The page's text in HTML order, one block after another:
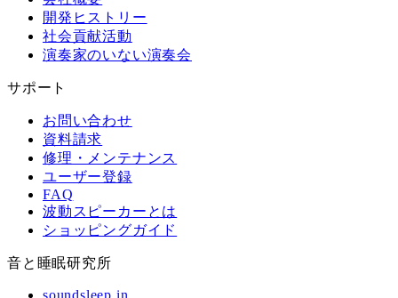
開発ヒストリー
社会貢献活動
演奏家のいない演奏会
サポート
お問い合わせ
資料請求
修理・メンテナンス
ユーザー登録
FAQ
波動スピーカーとは
ショッピングガイド
音と睡眠研究所
soundsleep.in